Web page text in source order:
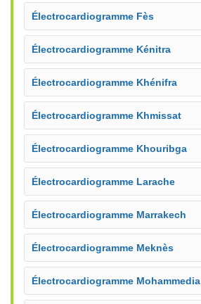
Électrocardiogramme Fès
Électrocardiogramme Kénitra
Électrocardiogramme Khénifra
Électrocardiogramme Khmissat
Électrocardiogramme Khouribga
Électrocardiogramme Larache
Électrocardiogramme Marrakech
Électrocardiogramme Meknès
Électrocardiogramme Mohammedia